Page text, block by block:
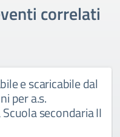
correlati
e scaricabile dal
per a.s.
secondaria II